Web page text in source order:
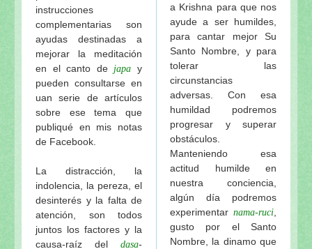
instrucciones
complementarias son
ayudas destinadas a
mejorar la meditación
en el canto de japa y
pueden consultarse en
uan serie de artículos
sobre ese tema que
publiqué en mis notas
de Facebook.
La distracción, la
indolencia, la pereza, el
desinterés y la falta de
atención, son todos
juntos los factores y la
causa-raíz del dasa-
a Krishna para que nos
ayude a ser humildes,
para cantar mejor Su
Santo Nombre, y para
tolerar las
circunstancias
adversas. Con esa
humildad podremos
progresar y superar
obstáculos.
Manteniendo esa
actitud humilde en
nuestra conciencia,
algún día podremos
experimentar nama-ruci
gusto por el Santo
Nombre, la dinamo que